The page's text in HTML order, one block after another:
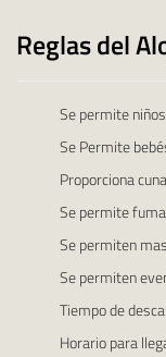
Reglas del
Se permite
Se Permite
Proporciona
Se permite
Se permiten
Se permiten
Tiempo de
Horario para